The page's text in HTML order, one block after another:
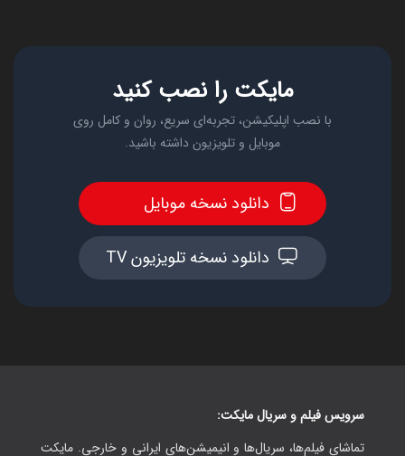
مایکت را نصب کنید
با نصب اپلیکیشن، تجربه‌ای سریع، روان و کامل روی
موبایل و تلویزیون داشته باشید.
دانلود نسخه موبایل
دانلود نسخه تلویزیون TV
سرویس فیلم و سریال مایکت:
تماشای فیلم‌ها، سریال‌ها و انیمیشن‌های ایرانی و خارجی. مایکت